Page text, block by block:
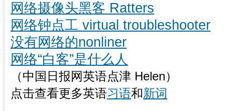
网络摄像头黑客 Ratters
网络钟点工 virtual troubleshooter
没有网络的nonliner
网络“白客”是什么人
（中国日报网英语点津 Helen）
点击查看更多英语习语和新词